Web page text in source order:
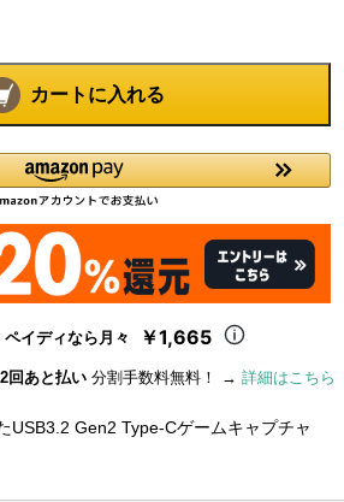
カートに入れる
ペイディなら月々 ￥1,665
回あと払い 分割手数料無料！ → 詳細はこちら
USB3.2 Gen2 Type-Cゲームキャプチャ